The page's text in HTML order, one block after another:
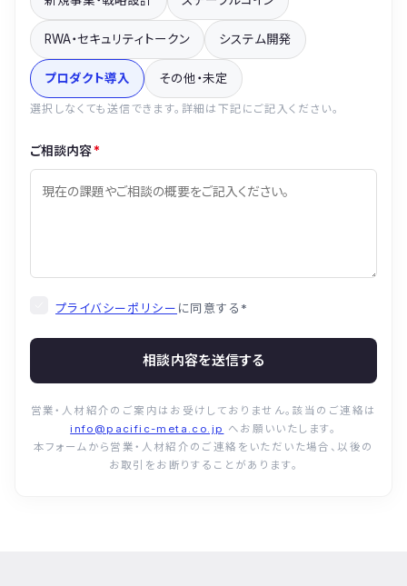
RWA・セキュリティトークン システム開発
プロダクト導入 その他・未定
選択しなくても送信できます。詳細は下記にご記入ください。
ご相談内容*
プライバシーポリシー に同意する *
相談内容を送信する
営業・人材紹介のご案内はお受けしておりません。該当のご連絡は
info@pacific-meta.co.jp へお願いいたします。
本フォームから営業・人材紹介のご連絡をいただいた場合、以後の
お取引をお断りすることがあります。